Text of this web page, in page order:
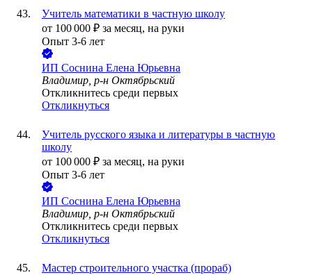
Учитель математики в частную школу
от 100 000 ₽ за месяц, на руки
Опыт 3-6 лет
ИП Соснина Елена Юрьевна
Владимир, р-н Октябрьский
Откликнитесь среди первых
Откликнуться
Учитель русского языка и литературы в частную
школу
от 100 000 ₽ за месяц, на руки
Опыт 3-6 лет
ИП Соснина Елена Юрьевна
Владимир, р-н Октябрьский
Откликнитесь среди первых
Откликнуться
Мастер строительного участка (прораб)